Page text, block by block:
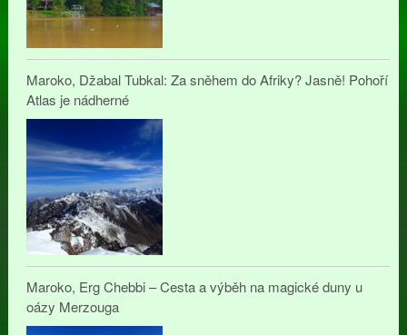
Maroko, Džabal Tubkal: Za sněhem do Afriky? Jasně! Pohoří
Atlas je nádherné
Maroko, Erg Chebbi – Cesta a výběh na magické duny u
oázy Merzouga